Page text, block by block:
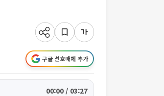
구글 선호매체 추가
00:00 / 03:27